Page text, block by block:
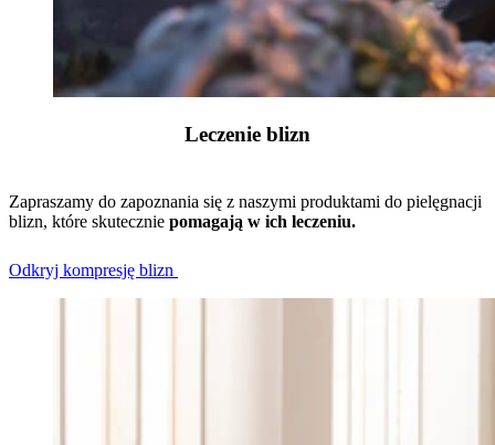
Leczenie blizn
Zapraszamy do zapoznania się z naszymi produktami do pielęgnacji
blizn, które skutecznie pomagają w ich leczeniu.
Odkryj kompresję blizn